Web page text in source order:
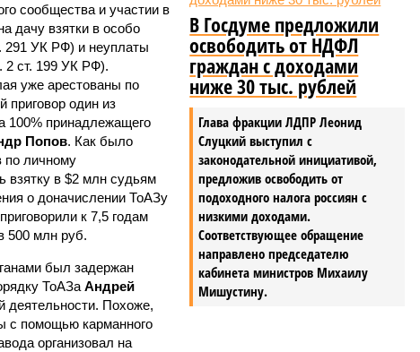
В Госдуме предложили
освободить от НДФЛ
граждан с доходами
ниже 30 тыс. рублей
Глава фракции ЛДПР Леонид
Слуцкий выступил с
законодательной инициативой,
предложив освободить от
подоходного налога россиян с
низкими доходами.
Соответствующее обращение
направлено председателю
кабинета министров Михаилу
Мишустину.
сообщества и участии в
дачу взятки в особо
291 УК РФ) и неуплаты
2 ст. 199 УК РФ).
уже арестованы по
приговор один из
100% принадлежащего
Попов. Как было
по личному
взятку в $2 млн судьям
о доначислении ТоАЗу
к 7,5 годам
500 млн руб.
был задержан
ТоАЗа Андрей
деятельности. Похоже,
с помощью карманного
организовал на